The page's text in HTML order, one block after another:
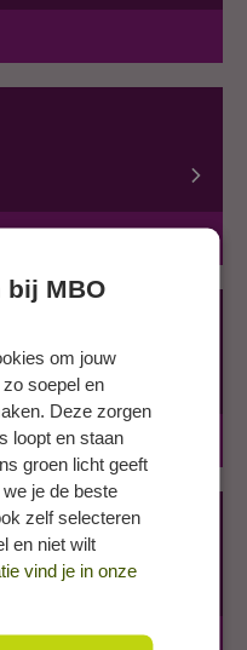
(VeVa)
bij MBO
om jouw
soepel en
Deze zorgen
loopt en staan
groen licht geeft
je de beste
zelf selecteren
en niet wilt
vind je in onze